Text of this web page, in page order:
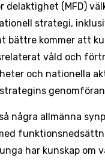
delaktighet (MFD)
strategi,
bättre kommer att
våld och
och nationella
några allmänna
har kunskap om